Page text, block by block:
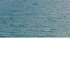
プ